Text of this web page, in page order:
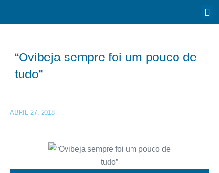
“Ovibeja sempre foi um pouco de
tudo”
ABRIL 27, 2018